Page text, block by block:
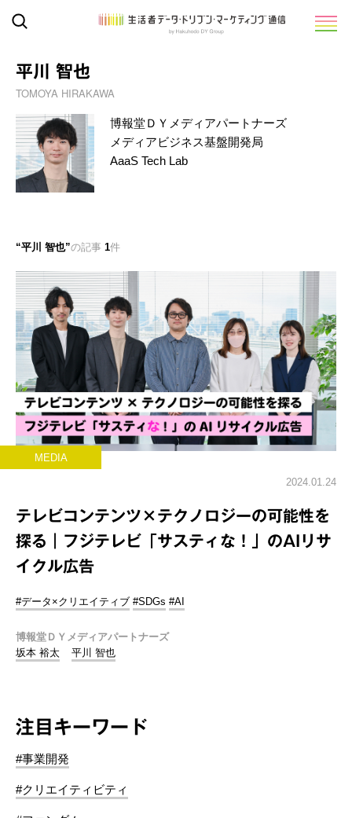
平川 智也
TOMOYA HIRAKAWA
博報堂ＤＹメディアパートナーズ
メディアビジネス基盤開発局
AaaS Tech Lab
平川 智也 の記事 1件
MEDIA
2024.01.24
テレビコンテンツ×テクノロジーの可能性を
探る｜フジテレビ「サスティな！」のAIリサ
イクル広告
#データ×クリエイティブ #SDGs #AI
博報堂ＤＹメディアパートナーズ
坂本 裕太
平川 智也
注目キーワード
#事業開発
#クリエイティビティ